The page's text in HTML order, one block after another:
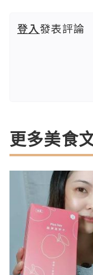
登入發表評論
更多美食